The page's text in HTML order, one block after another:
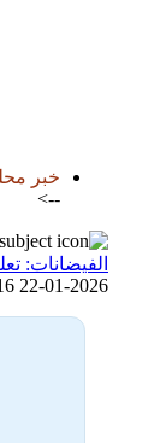
خبر
-->
الفيضانات:
22-01-2026 07:16